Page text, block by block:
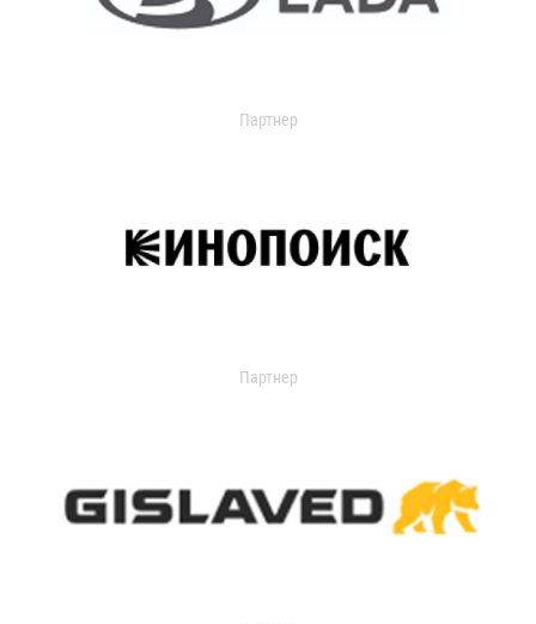
Партнер
Партнер